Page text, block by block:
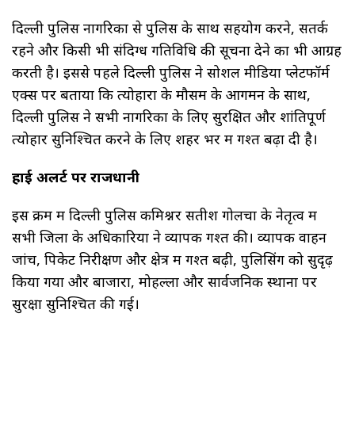
दिल्ली पुलिस नागरिकों से पुलिस के साथ सहयोग करने, सतर्क
रहने और किसी भी संदिग्ध गतिविधि की सूचना देने का भी आग्रह
करती है। इससे पहले दिल्ली पुलिस ने सोशल मीडिया प्लेटफॉर्म
एक्स पर बताया कि त्योहारों के मौसम के आगमन के साथ,
दिल्ली पुलिस ने सभी नागरिकों के लिए सुरक्षित और शांतिपूर्ण
त्योहार सुनिश्चित करने के लिए शहर भर में गश्त बढ़ा दी है।
हाई अलर्ट पर राजधानी
इस क्रम में दिल्ली पुलिस कमिश्नर सतीश गोलचा के नेतृत्व में
सभी जिलों के अधिकारियों ने व्यापक गश्त की। व्यापक वाहन
जांच, पिकेट निरीक्षण और क्षेत्र में गश्त बढ़ी, पुलिसिंग को सुदृढ़
किया गया और बाजारों, मोहल्लों और सार्वजनिक स्थानों पर
सुरक्षा सुनिश्चित की गई।